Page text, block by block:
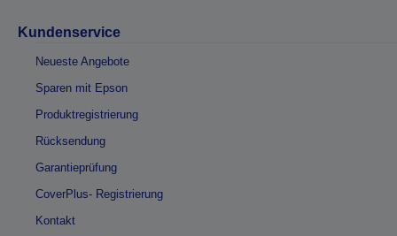
Kundenservice
Neueste Angebote
Sparen mit Epson
Produktregistrierung
Rücksendung
Garantieprüfung
CoverPlus- Registrierung
Kontakt